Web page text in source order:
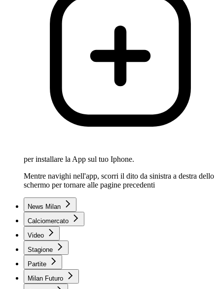
per installare la App sul tuo Iphone.
Mentre navighi nell'app, scorri il dito da sinistra a destra dello
schermo per tornare alle pagine precedenti
News Milan
Calciomercato
Video
Stagione
Partite
Milan Futuro